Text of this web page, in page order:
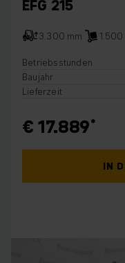
EFG 215
3.300 mm
Betriebsstunden
Baujahr
Lieferzeit
€ 17.889
IN